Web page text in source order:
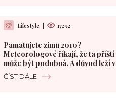
Lifestyle | 17292
Pamatujete zimu 2010?
Meteorologové říkají, že ta příští
může být podobná. A důvod leží v
Pacifiku
ČÍST DÁLE